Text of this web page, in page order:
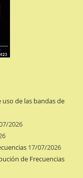
uso de las bandas de
2026
17/07/2026
de Frecuencias